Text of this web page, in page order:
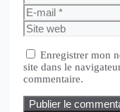
E-
mail
Site
web
Enregistrer mon
site dans le
commentaire.